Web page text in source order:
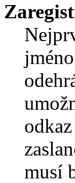
odkaz
musí